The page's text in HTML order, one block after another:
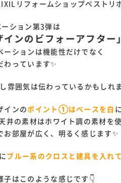
リフォームショップベストリ
ション第3弾は
インのビフォーアフター
ーションは機能性だけでなく
わっています✨
雰囲気は伝わっているかもしれ
インのポイント①はベースを白
井の素材はホワイト調の素材を
お部屋が広く、明るく感じます✨
ブルー系のクロスと建具を入れ
子はこのような感じです👇